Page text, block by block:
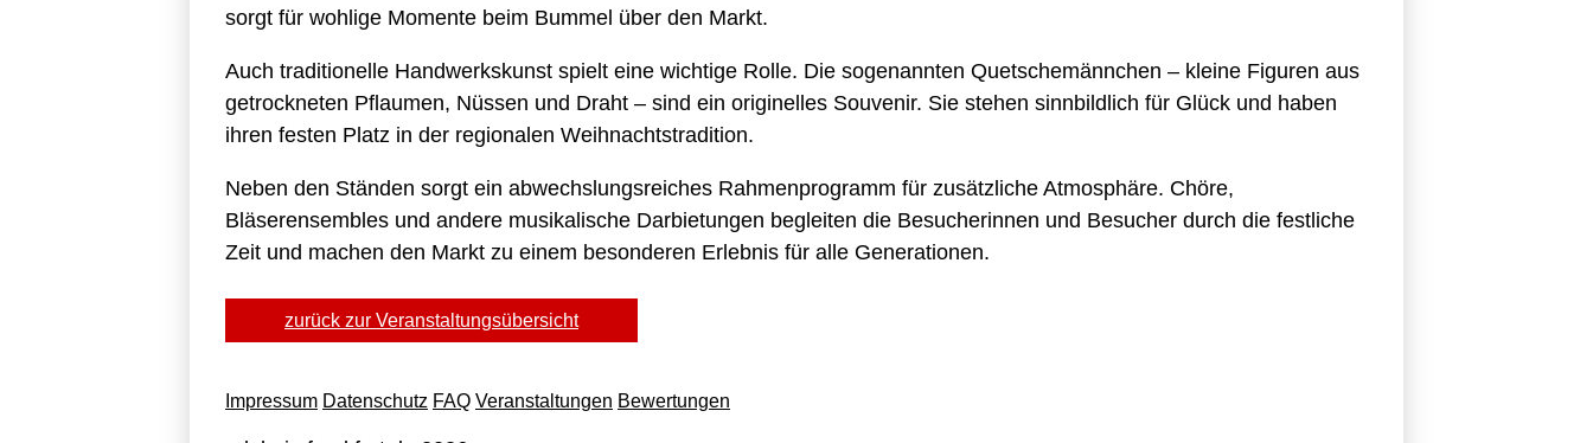
sorgt für wohlige Momente beim Bummel über den Markt.
Auch traditionelle Handwerkskunst spielt eine wichtige Rolle. Die sogenannten Quetschemännchen – kleine Figuren aus
getrockneten Pflaumen, Nüssen und Draht – sind ein originelles Souvenir. Sie stehen sinnbildlich für Glück und haben
ihren festen Platz in der regionalen Weihnachtstradition.
Neben den Ständen sorgt ein abwechslungsreiches Rahmenprogramm für zusätzliche Atmosphäre. Chöre,
Bläserensembles und andere musikalische Darbietungen begleiten die Besucherinnen und Besucher durch die festliche
Zeit und machen den Markt zu einem besonderen Erlebnis für alle Generationen.
zurück zur Veranstaltungsübersicht
Impressum Datenschutz FAQ Veranstaltungen Bewertungen